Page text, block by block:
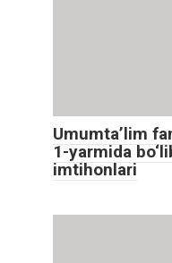
Umumta’lim
1-yarmida
imtihonlari